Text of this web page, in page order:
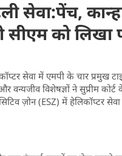
सेवा:पेंच,
सीएम को लिखा
सेवा में एमपी के चार प्रमुख
वन्यजीव विशेषज्ञों ने सुप्रीम
ज़ोन (ESZ) में हेलिकॉप्टर सेवा